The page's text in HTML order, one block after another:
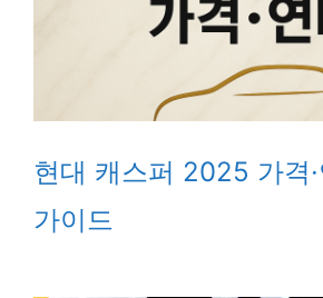
현대 캐스퍼 2025 가격
가이드